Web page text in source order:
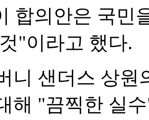
합의안은 국민
"이라고 했다.
니 샌더스 상원
해 "끔찍한 실